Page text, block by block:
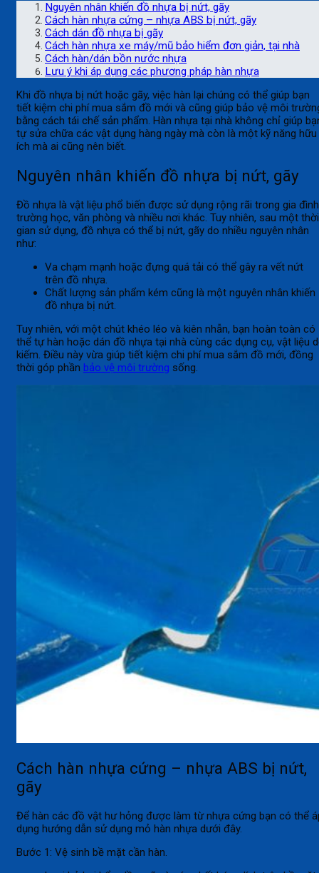
Nguyên nhân khiến đồ nhựa bị nứt, gãy
Cách hàn nhựa cứng – nhựa ABS bị nứt, gãy
Cách dán đồ nhựa bị gãy
Cách hàn nhựa xe máy/mũ bảo hiểm đơn giản, tại nhà
Cách hàn/dán bồn nước nhựa
Lưu ý khi áp dụng các phương pháp hàn nhựa
Khi đồ nhựa bị nứt hoặc gãy, việc hàn lại chúng có thể giúp bạn
tiết kiệm chi phí mua sắm đồ mới và cũng giúp bảo vệ môi
bằng cách tái chế sản phẩm. Hàn nhựa tại nhà không chỉ giúp
tự sửa chữa các vật dụng hàng ngày mà còn là một kỹ năng hữu
ích mà ai cũng nên biết.
Nguyên nhân khiến đồ nhựa bị nứt, gãy
Đồ nhựa là vật liệu phổ biến được sử dụng rộng rãi trong gia
trường học, văn phòng và nhiều nơi khác. Tuy nhiên, sau một thời
gian sử dụng, đồ nhựa có thể bị nứt, gãy do nhiều nguyên nhân
như:
Va chạm mạnh hoặc đựng quá tải có thể gây ra vết nứt
trên đồ nhựa.
Chất lượng sản phẩm kém cũng là một nguyên nhân khiến
đồ nhựa bị nứt.
Tuy nhiên, với một chút khéo léo và kiên nhẫn, bạn hoàn toàn có
thể tự hàn hoặc dán đồ nhựa tại nhà cùng các dụng cụ, vật liệu
kiếm. Điều này vừa giúp tiết kiệm chi phí mua sắm đồ mới, đồng
thời góp phần bảo vệ môi trường sống.
Cách hàn nhựa cứng – nhựa ABS bị nứt,
gãy
Để hàn các đồ vật hư hỏng được làm từ nhựa cứng bạn có thể
dụng hướng dẫn sử dụng mỏ hàn nhựa dưới đây.
Bước 1: Vệ sinh bề mặt cần hàn.